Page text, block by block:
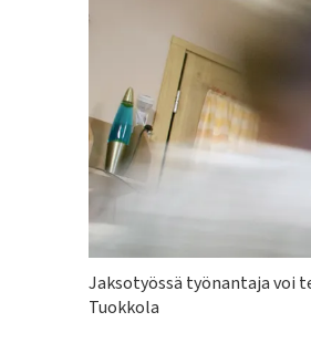
Kuvateksti
Jaksotyössä työnantaja voi
Tuokkola